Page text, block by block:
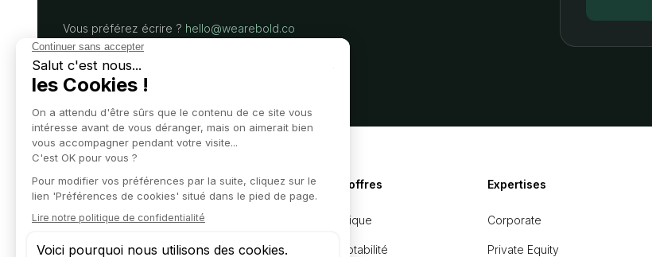
Vous préférez écrire ? hello@wearebold.co
L'expertise d'un grand cabinet,
Nos offres
Juridique
Comptabilité
Expertises
Corporate
Private Equity